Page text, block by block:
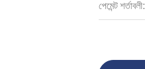
পেমেন্ট শর্তাবলী: